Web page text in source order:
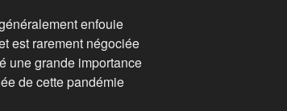
enfouie
est rarement négociée
une grande importance
de cette pandémie